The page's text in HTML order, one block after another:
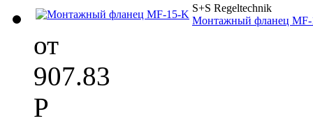
S+S Regeltechnik
Монтажный фланец
от
907.83
Р